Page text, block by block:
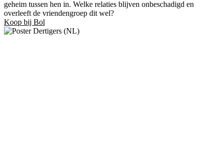
geheim tussen hen in. Welke relaties blijven onbeschadigd en
overleeft de vriendengroep dit wel?
Koop bij Bol